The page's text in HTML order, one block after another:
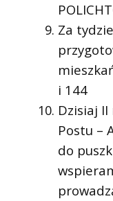
Za
i 144
Dzisiaj
Postu –
do